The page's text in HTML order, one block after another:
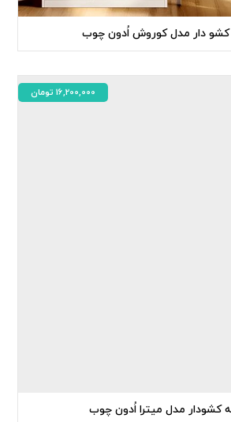
کشو دار مدل کوروش اُدون چوب
کشودار مدل میترا اُدون چوب
16,200,000 تومان